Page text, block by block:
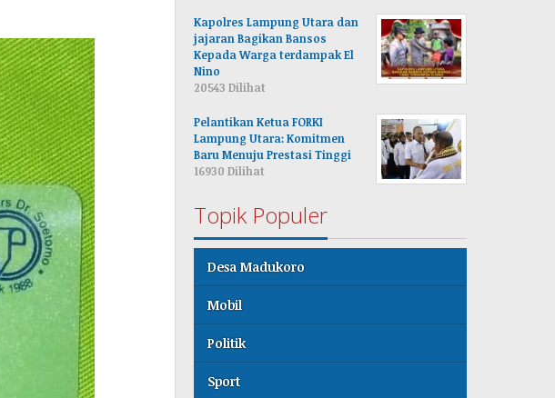
Kapolres Lampung Utara dan
jajaran Bagikan Bansos
Kepada Warga terdampak El
Nino
20543 Dilihat
Pelantikan Ketua FORKI
Lampung Utara: Komitmen
Baru Menuju Prestasi Tinggi
16930 Dilihat
Topik Populer
Desa Madukoro
Mobil
Politik
Sport